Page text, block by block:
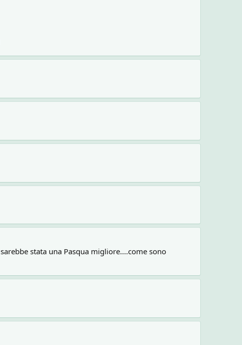
stata una Pasqua migliore....come sono